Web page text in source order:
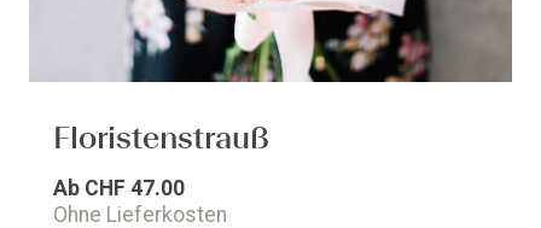
Floristenstrauß
Ab CHF 47.00
Ohne Lieferkosten